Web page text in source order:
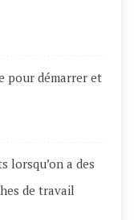
pour démarrer et
lorsqu’on a des
de travail